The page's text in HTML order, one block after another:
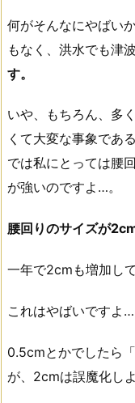
何がそんなにやばい
もなく、洪水でも津
す。
いや、もちろん、多
くて大変な事象であ
では私にとっては腰
が強いのですよ…。
腰回りのサイズが
一年で2cmも増加し
これはやばいですよ…
0.5cmとかでしたら
が、2cmは誤魔化し